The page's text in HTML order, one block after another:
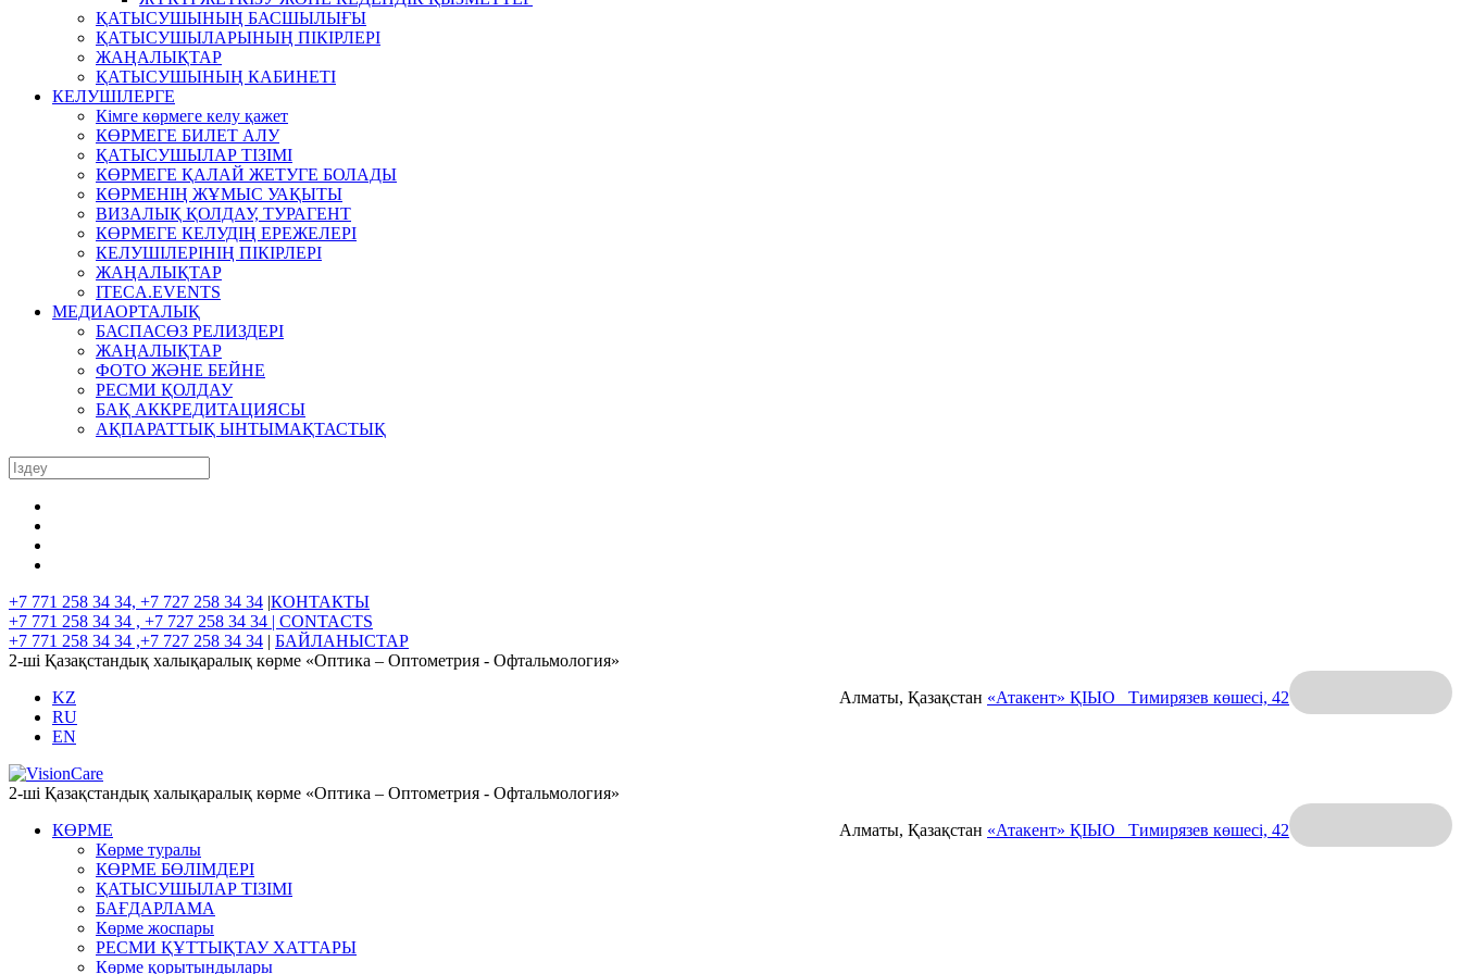
ҚАТЫСУШЫНЫҢ БАСШЫЛЫҒЫ
ҚАТЫСУШЫЛАРЫНЫҢ ПІКІРЛЕРІ
ЖАҢАЛЫҚТАР
ҚАТЫСУШЫНЫҢ КАБИНЕТІ
КЕЛУШІЛЕРГЕ
Кімге көрмеге келу қажет
КӨРМЕГЕ БИЛЕТ АЛУ
ҚАТЫСУШЫЛАР ТІЗІМІ
КӨРМЕГЕ ҚАЛАЙ ЖЕТУГЕ БОЛАДЫ
КӨРМЕНІҢ ЖҰМЫС УАҚЫТЫ
ВИЗАЛЫҚ ҚОЛДАУ, ТУРАГЕНТ
КӨРМЕГЕ КЕЛУДІҢ ЕРЕЖЕЛЕРІ
КЕЛУШІЛЕРІНІҢ ПІКІРЛЕРІ
ЖАҢАЛЫҚТАР
ITECA.EVENTS
МЕДИАОРТАЛЫҚ
БАСПАСӨЗ РЕЛИЗДЕРІ
ЖАҢАЛЫҚТАР
ФОТО ЖӘНЕ БЕЙНЕ
РЕСМИ ҚОЛДАУ
БАҚ АККРЕДИТАЦИЯСЫ
АҚПАРАТТЫҚ ЫНТЫМАҚТАСТЫҚ
+7 771 258 34 34, +7 727 258 34 34 |КОНТАКТЫ
+7 771 258 34 34 , +7 727 258 34 34 | CONTACTS
+7 771 258 34 34 ,+7 727 258 34 34 | БАЙЛАНЫСТАР
2-ші Қазақстандық халықаралық көрме «Оптика – Оптометрия - Офтальмология»
Алматы, Қазақстан «Атакент» ҚІЫО Тимирязев көшесі, 42
KZ
RU
EN
2-ші Қазақстандық халықаралық көрме «Оптика – Оптометрия - Офтальмология»
Алматы, Қазақстан «Атакент» ҚІЫО Тимирязев көшесі, 42
КӨРМЕ
Көрме туралы
КӨРМЕ БӨЛІМДЕРІ
ҚАТЫСУШЫЛАР ТІЗІМІ
БАҒДАРЛАМА
Көрме жоспары
РЕСМИ ҚҰТТЫҚТАУ ХАТТАРЫ
Көрме қорытындылары